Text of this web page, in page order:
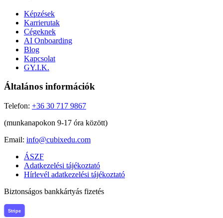
Képzések
Karrierutak
Cégeknek
AI Onboarding
Blog
Kapcsolat
GY.I.K.
Általános információk
Telefon: +36 30 717 9867
(munkanapokon 9-17 óra között)
Email: info@cubixedu.com
ÁSZF
Adatkezelési tájékoztató
Hírlevél adatkezelési tájékoztató
Biztonságos bankkártyás fizetés
Stripe